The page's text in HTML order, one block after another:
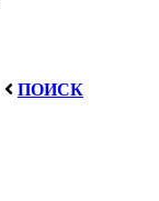
ПОИСК